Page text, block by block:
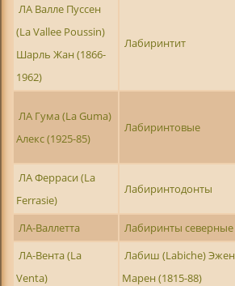
ЛА Валле Пуссен
(La Vallee Poussin)
Шарль Жан (1866-
1962)
Лабиринтит
ЛА Гума (La Guma)
Алекс (1925-85)
Лабиринтовые
ЛА Ферраси (La
Ferrasie)
Лабиринтодонты
ЛА-Валлетта Лабиринты северные
ЛА-Вента (La
Venta)
Лабиш (Labiche) Эжен
Марен (1815-88)